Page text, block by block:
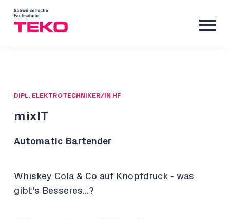
DIPL. ELEKTROTECHNIKER/IN HF
mixIT
Automatic Bartender
Whiskey Cola & Co auf Knopfdruck - was
gibt's Besseres...?